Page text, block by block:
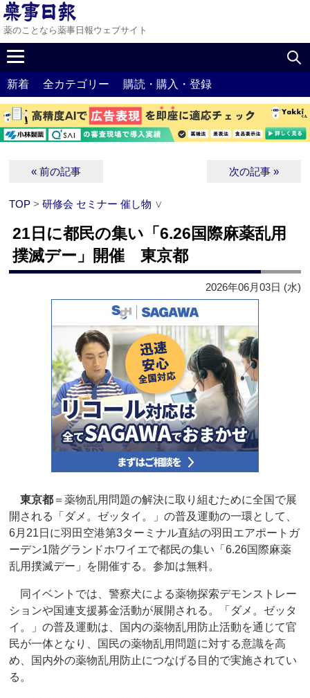
薬のことなら薬事日報ウェブサイト
新着 全カテゴリー 購読・購入・登録
« 前の記事 次の記事 »
TOP >研修会 セミナー 催し物 ∨
21日に都民の集い「6.26国際麻薬乱用
撲滅デー」開催 東京都
2026年06月03日 (水)
東京都 ＝薬物乱用問題の解決に取り組むために全国で展
開される「ダメ。ゼッタイ。」の普及運動の一環として、
6月21日に羽田空港第3ターミナル直結の羽田エアポートガ
ーデン1階グランドホワイエで都民の集い「6.26国際麻薬
乱用撲滅デー」を開催する。参加は無料。
同イベントでは、警察犬による薬物探索デモンストレー
ションや国連支援募金活動が展開される。「ダメ。ゼッタ
イ。」の普及運動は、国内の薬物乱用防止活動を通じて官
民が一体となり、国民の薬物乱用問題に対する意識を高
め、国内外の薬物乱用防止につなげる目的で実施されてい
る。